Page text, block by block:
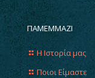
ΠΑΜΕΜΜΑΖΙ
Η Ιστορία μας
Ποιοι Είμαστε